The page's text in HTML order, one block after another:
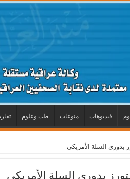
فيديوهات منوعات طب وعلوم
بدوري السلة الأمريكي
بدوري السلة الأمريكي